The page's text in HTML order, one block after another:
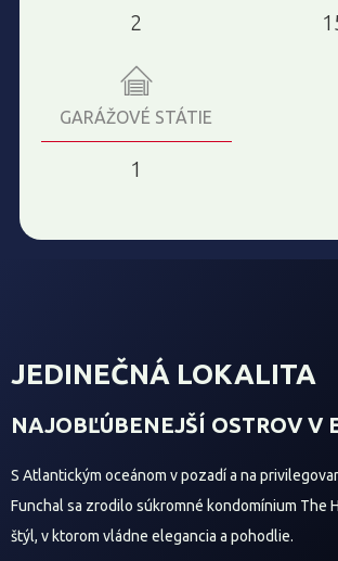
2
GARÁŽOVÉ STÁTIE
1
JEDINEČNÁ LOKALITA
NAJOBĽÚBENEJŠÍ OSTROV V
S Atlantickým oceánom v pozadí a na
Funchal sa zrodilo súkromné ​​kondomínium The
štýl, v ktorom vládne elegancia a pohodlie.